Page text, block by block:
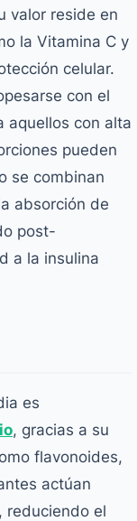
valor reside en
la Vitamina C y
celular.
con el
aquellos con alta
pueden
se combinan
absorción de
post-
a la insulina
es
, gracias a su
flavonoides,
actúan
reduciendo el